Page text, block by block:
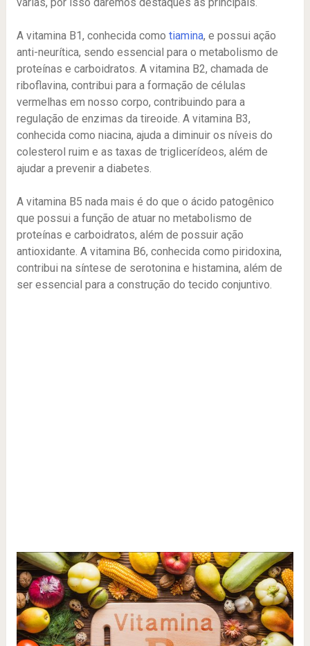
A vitamina B1, conhecida como tiamina, e possui ação
anti-neurítica, sendo essencial para o metabolismo de
proteínas e carboidratos. A vitamina B2, chamada de
riboflavina, contribui para a formação de células
vermelhas em nosso corpo, contribuindo para a
regulação de enzimas da tireoide. A vitamina B3,
conhecida como niacina, ajuda a diminuir os níveis do
colesterol ruim e as taxas de triglicerídeos, além de
ajudar a prevenir a diabetes.
A vitamina B5 nada mais é do que o ácido patogênico
que possui a função de atuar no metabolismo de
proteínas e carboidratos, além de possuir ação
antioxidante. A vitamina B6, conhecida como piridoxina,
contribui na síntese de serotonina e histamina, além de
ser essencial para a construção do tecido conjuntivo.